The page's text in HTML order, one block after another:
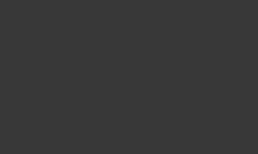
Ju högre